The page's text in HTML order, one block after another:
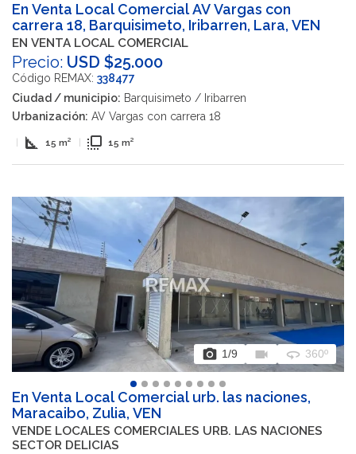
En Venta Local Comercial AV Vargas con
carrera 18, Barquisimeto, Iribarren, Lara, VEN
EN VENTA LOCAL COMERCIAL
Precio: USD $25.000
Código REMAX: 338477
Ciudad / municipio: Barquisimeto / Iribarren
Urbanización: AV Vargas con carrera 18
square_foot 15 m² flip_to_front 15 m²
photo_camera 1/9 videocam 360 360º
En Venta Local Comercial urb. las naciones,
Maracaibo, Zulia, VEN
VENDE LOCALES COMERCIALES URB. LAS NACIONES
SECTOR DELICIAS